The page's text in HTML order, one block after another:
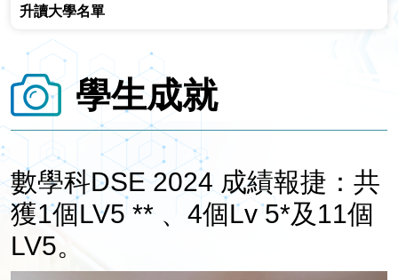
升讀大學名單
學生成就
數學科DSE 2024 成績報捷：共
獲1個LV5 ** 、4個Lv 5*及11個
LV5。